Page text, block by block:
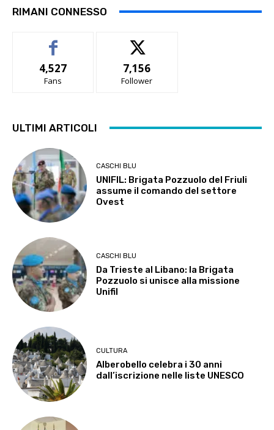
RIMANI CONNESSO
4,527
Fans
7,156
Follower
ULTIMI ARTICOLI
CASCHI BLU
UNIFIL: Brigata Pozzuolo del Friuli
assume il comando del settore
Ovest
CASCHI BLU
Da Trieste al Libano: la Brigata
Pozzuolo si unisce alla missione
Unifil
CULTURA
Alberobello celebra i 30 anni
dall’iscrizione nelle liste UNESCO